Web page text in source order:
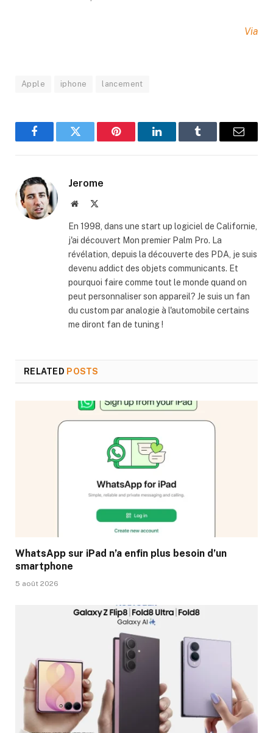
Via
Apple iphone lancement
FacebookTwitter Pinterest LinkedInTumblr Email
Jerome
Website
En 1998, dans une start up logiciel de Californie,
j'ai découvert Mon premier Palm Pro. La
révélation, depuis la découverte des PDA, je suis
devenu addict des objets communicants. Et
pourquoi faire comme tout le monde quand on
peut personnaliser son appareil? Je suis un fan
du custom par analogie à l'automobile certains
me diront fan de tuning !
RELATED POSTS
WhatsApp sur iPad n’a enfin plus besoin d’un
smartphone
5 août 2026